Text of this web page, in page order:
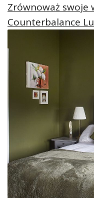
Zrównoważ swoje
Counterbalance